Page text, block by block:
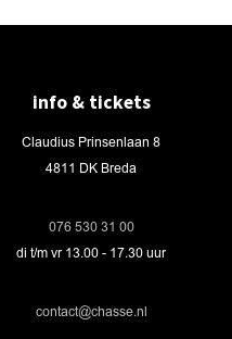
info & tickets
Claudius Prinsenlaan 8
4811 DK Breda
076 530 31 00
di t/m vr 13.00 - 17.30 uur
contact@chasse.nl